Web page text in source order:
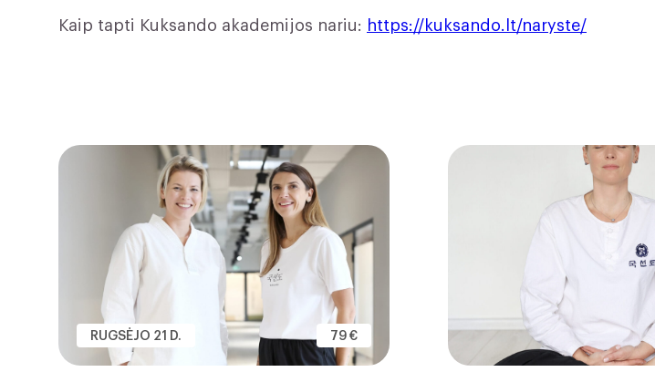
Kaip tapti Kuksando akademijos nariu: https://kuksando.lt/naryste/
RUGSĖJO 21 D. 79 €